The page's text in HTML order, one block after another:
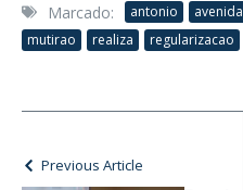
Marcado: antonio avenida
mutirao
realiza regularizacao
Previous Article